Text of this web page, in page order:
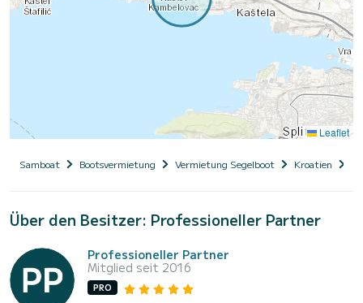
Leaflet
Samboat Bootsvermietung Vermietung Segelboot Kroatien
Über den Besitzer: Professioneller Partner
Professioneller Partner
Mitglied seit 2016
PRO